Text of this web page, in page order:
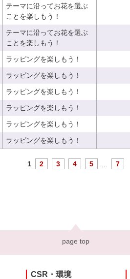
テーマに沿ってお花を選ぶ
ことを楽しもう！
テーマに沿ってお花を選ぶ
ことを楽しもう！
ラッピングを楽しもう！
ラッピングを楽しもう！
ラッピングを楽しもう！
ラッピングを楽しもう！
ラッピングを楽しもう！
ラッピングを楽しもう！
1 2 3 4 5 7
page top
CSR・環境